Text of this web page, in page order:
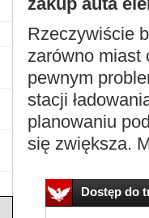
Rzeczywiście
zarówno miast
pewnym
stacji
planowaniu
się zwiększa.
Dostęp do